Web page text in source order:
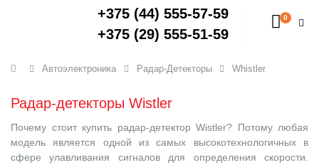
+375 (44) 555-57-59
+375 (29) 555-51-59
0
Главная
Автоэлектроника Радар-Детекторы Whistler
Радар-детекторы Wistler
Почему стоит купить радар-детектор Wistler? Потому любая
модель является одной из самых высокотехнологичных в
сфере улавливания сигналов для определения скорости.